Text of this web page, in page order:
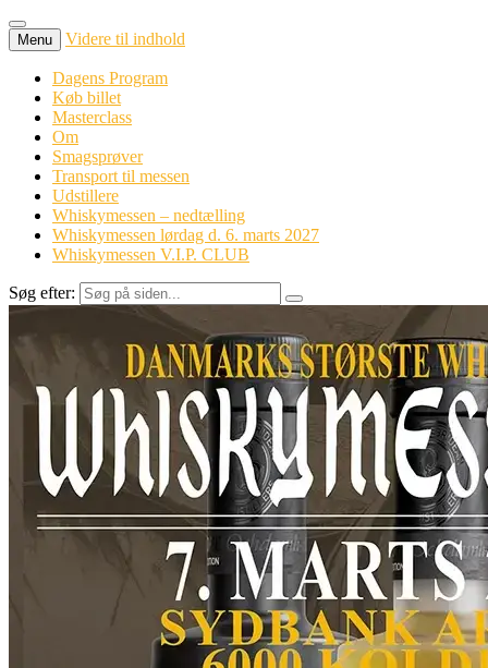
Menu Videre til indhold
Dagens Program
Køb billet
Masterclass
Om
Smagsprøver
Transport til messen
Udstillere
Whiskymessen – nedtælling
Whiskymessen lørdag d. 6. marts 2027
Whiskymessen V.I.P. CLUB
Søg efter: